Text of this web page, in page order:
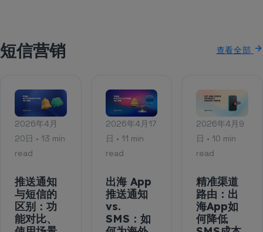
短信营销 查看全部
2026年4月
20日 • 13 min
read
推送通知
与短信的
区别：功
能对比、
2026年4月17
日 • 11 min
read
出海 App
推送通知
vs.
SMS：如
2026年4月9
日 • 10 min
read
精准渠道
路由：出
海App如
何降低